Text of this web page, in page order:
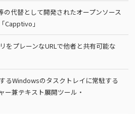
代替として開発されたオープンソース
Capptivo」
をプレーンなURLで他者と共有可能な
るWindowsのタスクトレイに常駐する
ー兼テキスト展開ツール・